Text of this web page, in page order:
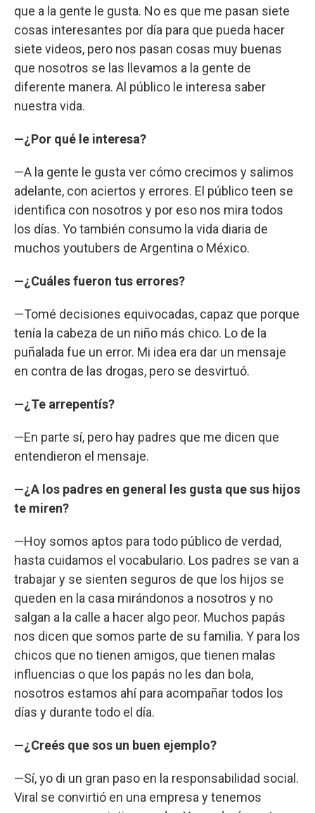
que a la gente le gusta. No es que me pasan siete
cosas interesantes por día para que pueda hacer
siete videos, pero nos pasan cosas muy buenas
que nosotros se las llevamos a la gente de
diferente manera. Al público le interesa saber
nuestra vida.
—¿Por qué le interesa?
—A la gente le gusta ver cómo crecimos y salimos
adelante, con aciertos y errores. El público teen se
identifica con nosotros y por eso nos mira todos
los días. Yo también consumo la vida diaria de
muchos youtubers de Argentina o México.
—¿Cuáles fueron tus errores?
—Tomé decisiones equivocadas, capaz que porque
tenía la cabeza de un niño más chico. Lo de la
puñalada fue un error. Mi idea era dar un mensaje
en contra de las drogas, pero se desvirtuó.
—¿Te arrepentís?
—En parte sí, pero hay padres que me dicen que
entendieron el mensaje.
—¿A los padres en general les gusta que sus hijos
te miren?
—Hoy somos aptos para todo público de verdad,
hasta cuidamos el vocabulario. Los padres se van a
trabajar y se sienten seguros de que los hijos se
queden en la casa mirándonos a nosotros y no
salgan a la calle a hacer algo peor. Muchos papás
nos dicen que somos parte de su familia. Y para los
chicos que no tienen amigos, que tienen malas
influencias o que los papás no les dan bola,
nosotros estamos ahí para acompañar todos los
días y durante todo el día.
—¿Creés que sos un buen ejemplo?
—Sí, yo di un gran paso en la responsabilidad social.
Viral se convirtió en una empresa y tenemos